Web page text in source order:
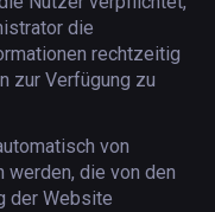
die
rechtzeitig
zur Verfügung zu
von
die von den
der Website